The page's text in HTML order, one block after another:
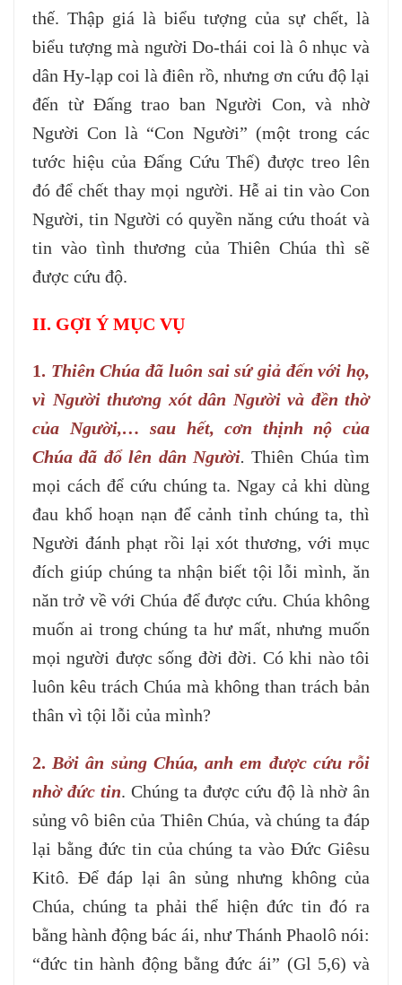
thế. Thập giá là biểu tượng của sự chết, là
biểu tượng mà người Do-thái coi là ô nhục và
dân Hy-lạp coi là điên rồ, nhưng ơn cứu độ lại
đến từ Đấng trao ban Người Con, và nhờ
Người Con là “Con Người” (một trong các
tước hiệu của Đấng Cứu Thế) được treo lên
đó để chết thay mọi người. Hễ ai tin vào Con
Người, tin Người có quyền năng cứu thoát và
tin vào tình thương của Thiên Chúa thì sẽ
được cứu độ.
II. GỢI Ý MỤC VỤ
1. Thiên Chúa đã luôn sai sứ giả đến với họ,
vì Người thương xót dân Người và đền thờ
của Người,… sau hết, cơn thịnh nộ của
Chúa đã đổ lên dân Người.Thiên Chúa tìm
mọi cách để cứu chúng ta. Ngay cả khi dùng
đau khổ hoạn nạn để cảnh tỉnh chúng ta, thì
Người đánh phạt rồi lại xót thương, với mục
đích giúp chúng ta nhận biết tội lỗi mình, ăn
năn trở về với Chúa để được cứu. Chúa không
muốn ai trong chúng ta hư mất, nhưng muốn
mọi người được sống đời đời. Có khi nào tôi
luôn kêu trách Chúa mà không than trách bản
thân vì tội lỗi của mình?
2. Bởi ân sủng Chúa, anh em được cứu rỗi
nhờ đức tin. Chúng ta được cứu độ là nhờ ân
sủng vô biên của Thiên Chúa, và chúng ta đáp
lại bằng đức tin của chúng ta vào Đức Giêsu
Kitô. Để đáp lại ân sủng nhưng không của
Chúa, chúng ta phải thể hiện đức tin đó ra
bằng hành động bác ái, như Thánh Phaolô nói:
“đức tin hành động bằng đức ái” (Gl 5,6) và